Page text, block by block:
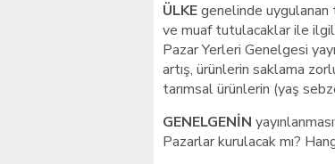
ÜLKEgenelinde uygulanan
ve muaf tutulacaklar ile
Pazar Yerleri Genelgesi
artış, ürünlerin saklama
tarımsal ürünlerin (yaş
GENELGENİN
Pazarlar kurulacak mı?